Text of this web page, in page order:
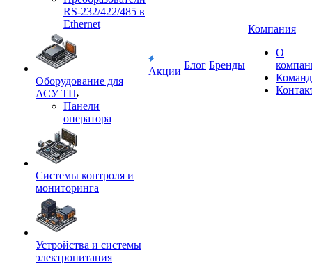
RS-232/422/485 в
Ethernet
Оборудование для
АСУ ТП
Панели
оператора
Системы контроля и
мониторинга
Устройства и системы
электропитания
Акции
Блог Бренды
Компания
О